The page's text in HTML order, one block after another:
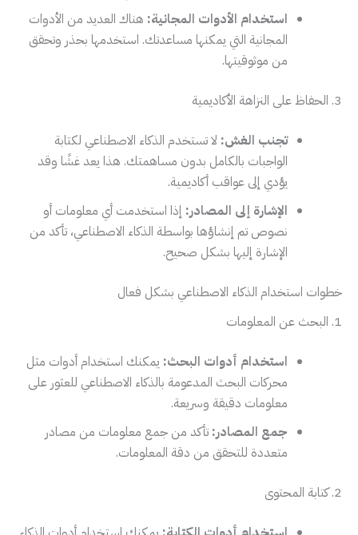
استخدام الأدوات المجانية: هناك العديد من الأدوات
المجانية التي يمكنها مساعدتك. استخدمها بحذر وتحقق
من موثوقيتها.
3. الحفاظ على النزاهة الأكاديمية
تجنب الغش: لا تستخدم الذكاء الاصطناعي لكتابة
الواجبات بالكامل بدون مساهمتك. هذا يعد غشًا وقد
يؤدي إلى عواقب أكاديمية.
الإشارة إلى المصادر: إذا استخدمت أي معلومات أو
نصوص تم إنشاؤها بواسطة الذكاء الاصطناعي، تأكد من
الإشارة إليها بشكل صحيح.
خطوات استخدام الذكاء الاصطناعي بشكل فعال
1. البحث عن المعلومات
استخدام أدوات البحث: يمكنك استخدام أدوات مثل
محركات البحث المدعومة بالذكاء الاصطناعي للعثور على
معلومات دقيقة وسريعة.
جمع المصادر: تأكد من جمع معلومات من مصادر
متعددة للتحقق من دقة المعلومات.
2. كتابة المحتوى